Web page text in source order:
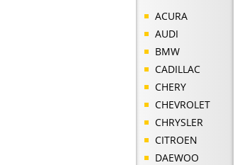
ACURA
AUDI
BMW
CADILLAC
CHERY
CHEVROLET
CHRYSLER
CITROEN
DAEWOO